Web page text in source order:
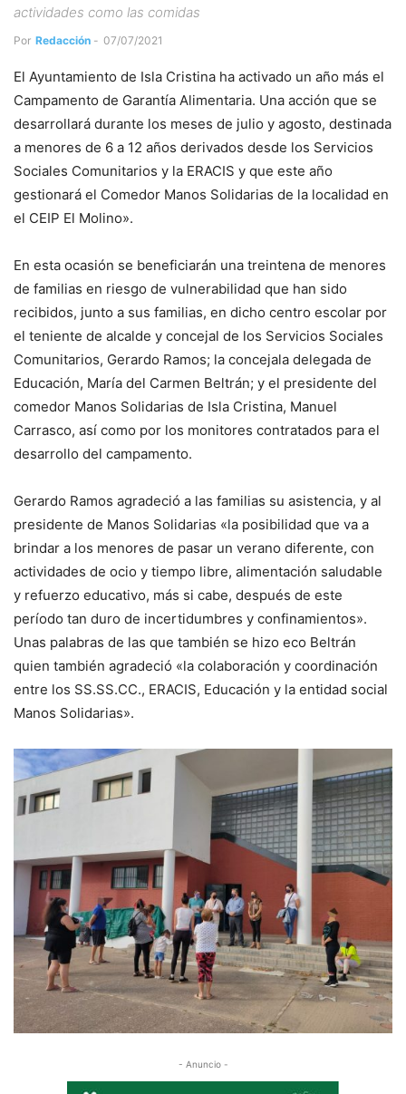
actividades como las comidas
Por Redacción - 07/07/2021
El Ayuntamiento de Isla Cristina ha activado un año más el
Campamento de Garantía Alimentaria. Una acción que se
desarrollará durante los meses de julio y agosto, destinada
a menores de 6 a 12 años derivados desde los Servicios
Sociales Comunitarios y la ERACIS y que este año
gestionará el Comedor Manos Solidarias de la localidad en
el CEIP El Molino».
En esta ocasión se beneficiarán una treintena de menores
de familias en riesgo de vulnerabilidad que han sido
recibidos, junto a sus familias, en dicho centro escolar por
el teniente de alcalde y concejal de los Servicios Sociales
Comunitarios, Gerardo Ramos; la concejala delegada de
Educación, María del Carmen Beltrán; y el presidente del
comedor Manos Solidarias de Isla Cristina, Manuel
Carrasco, así como por los monitores contratados para el
desarrollo del campamento.
Gerardo Ramos agradeció a las familias su asistencia, y al
presidente de Manos Solidarias «la posibilidad que va a
brindar a los menores de pasar un verano diferente, con
actividades de ocio y tiempo libre, alimentación saludable
y refuerzo educativo, más si cabe, después de este
período tan duro de incertidumbres y confinamientos».
Unas palabras de las que también se hizo eco Beltrán
quien también agradeció «la colaboración y coordinación
entre los SS.SS.CC., ERACIS, Educación y la entidad social
Manos Solidarias».
- Anuncio -